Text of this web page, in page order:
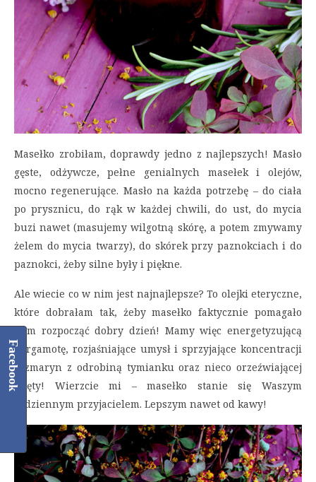
Masełko zrobiłam, doprawdy jedno z najlepszych! Masło
gęste, odżywcze, pełne genialnych masełek i olejów,
mocno regenerujące. Masło na każda potrzebę – do ciała
po prysznicu, do rąk w każdej chwili, do ust, do mycia
buzi nawet (masujemy wilgotną skórę, a potem zmywamy
żelem do mycia twarzy), do skórek przy paznokciach i do
paznokci, żeby silne były i piękne.
Ale wiecie co w nim jest najnajlepsze? To olejki eteryczne,
które dobrałam tak, żeby masełko faktycznie pomagało
nam rozpocząć dobry dzień! Mamy więc energetyzującą
bergamotę, rozjaśniające umysł i sprzyjające koncentracji
rozmaryn z odrobiną tymianku oraz nieco orzeźwiającej
mięty! Wierzcie mi – masełko stanie się Waszym
codziennym przyjacielem. Lepszym nawet od kawy!
Facebook